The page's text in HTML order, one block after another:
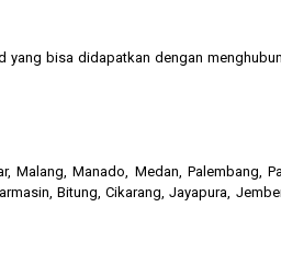
yang bisa didapatkan dengan
Manado, Medan, Palembang,
Bitung, Cikarang, Jayapura,